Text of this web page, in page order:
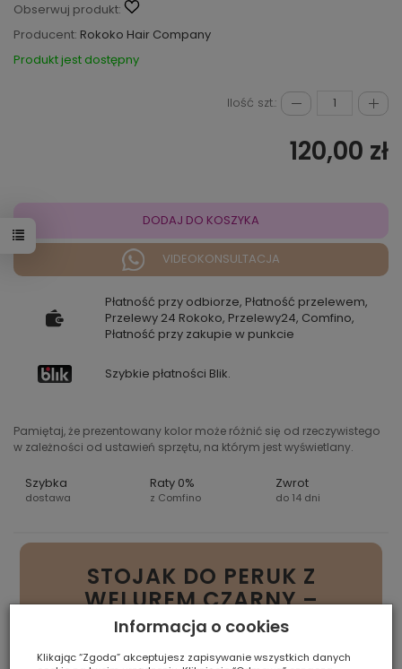
Obserwuj produkt:
Producent: Rokoko Hair Company
Produkt jest dostępny
Ilość szt.:
120,00 zł
DODAJ DO KOSZYKA
VIDEOKONSULTACJA
Płatność przy odbiorze, Płatność przelewem,
Przelewy 24 Rokoko, Przelewy24, Comfino,
Płatność przy zakupie w punkcie
Szybkie płatności Blik.
Pamiętaj, że prezentowany kolor może różnić się od rzeczywistego
w zależności od ustawień sprzętu, na którym jest wyświetlany.
Szybka
dostawa
Raty 0%
z Comfino
Zwrot
do 14 dni
STOJAK DO PERUK Z
WELUREM CZARNY –
ELEGANCKIE
PRZECHOWYWANIE I
Informacja o cookies
Klikając “Zgoda” akceptujesz zapisywanie wszystkich danych